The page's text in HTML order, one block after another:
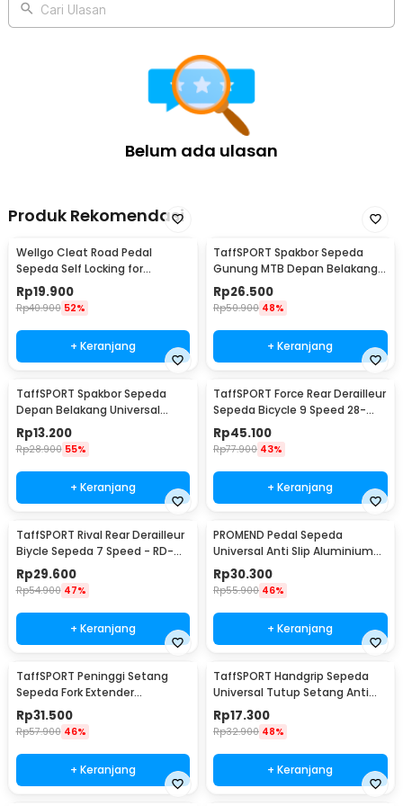
Cari Ulasan
Belum ada ulasan
Produk Rekomendasi
Wellgo Cleat Road Pedal
Sepeda Self Locking for
Shimano SM-SH11 SPD-L
Rp19.900
Rp40.900 52%
+ Keranjang
TaffSPORT Spakbor Sepeda
Gunung MTB Depan Belakang
Anti Cipratan - Y901
Rp26.500
Rp50.900 48%
+ Keranjang
TaffSPORT Spakbor Sepeda
Depan Belakang Universal
Clamp Dua Warna - BQ541
Rp13.200
Rp28.900 55%
+ Keranjang
TaffSPORT Force Rear Derailleur
Sepeda Bicycle 9 Speed 28-
34T - RD-M390
Rp45.100
Rp77.900 43%
+ Keranjang
TaffSPORT Rival Rear Derailleur
Biycle Sepeda 7 Speed - RD-
TX35
Rp29.600
Rp54.900 47%
+ Keranjang
PROMEND Pedal Sepeda
Universal Anti Slip Aluminium
Alloy - JT410
Rp30.300
Rp55.900 46%
+ Keranjang
TaffSPORT Peninggi Setang
Sepeda Fork Extender
Aluminium Alloy 121mm - SD53
Rp31.500
Rp57.900 46%
+ Keranjang
TaffSPORT Handgrip Sepeda
Universal Tutup Setang Anti
Slip Handlebar - CL8455
Rp17.300
Rp32.900 48%
+ Keranjang